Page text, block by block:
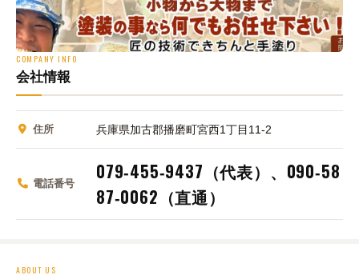
COMPANY INFO
会社情報
住所 兵庫県加古郡播磨町宮西1丁目11‑2
電話番号
079‑455‑9437（代表）、090‑58
87‑0062（直通）
ABOUT US